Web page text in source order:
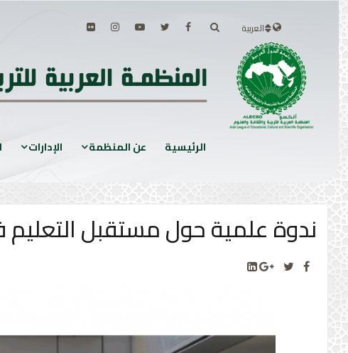
العربية
الرئيسية عن المنظمة الإدارات
ندوة علمية حول مستقبل التعليم